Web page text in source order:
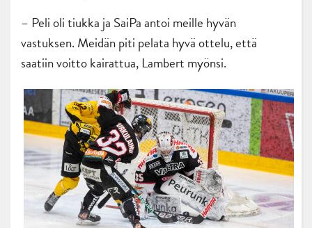
– Peli oli tiukka ja SaiPa antoi meille hyvän
vastuksen. Meidän piti pelata hyvä ottelu, että
saatiin voitto kairattua, Lambert myönsi.